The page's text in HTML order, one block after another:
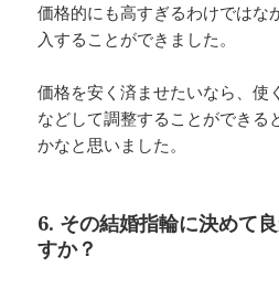
価格的にも高すぎるわけではな
入することができました。
価格を安く済ませたいなら、使
などして調整することができる
かなと思いました。
6. その結婚指輪に決めて
すか？